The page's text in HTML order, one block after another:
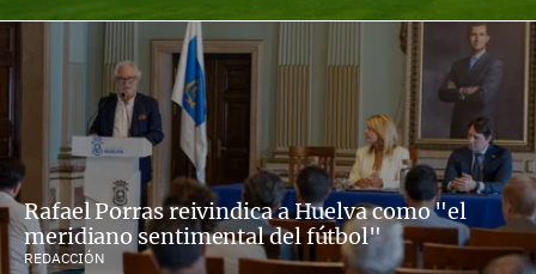
Rafael Porras reivindica a Huelva como "el
meridiano sentimental del fútbol"
REDACCIÓN